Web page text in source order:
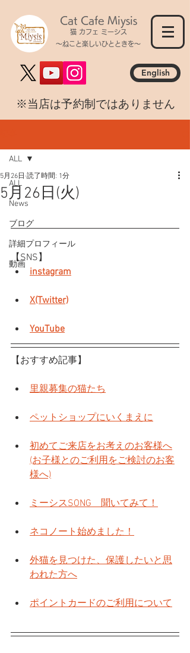
Cat Cafe Miysis
猫 カフェ ミーシス
～ねこと楽しいひとときを～
English
​※当店は予約制ではありません
ALL
News
ブログ
詳細プロフィール
動画
ALL
5月26日(火)
5月26日 読了時間: 1分
【SNS】
instagram
X(Twitter)
YouTube
【おすすめ記事】
里親募集の猫たち
ペットショップにいくまえに
初めてご来店をお考えのお客様へ
(お子様とのご利用をご検討のお客
様へ)
ミーシスSONG　聞いてみて！
ネコノート始めました！
外猫を見つけた、保護したいと思
われた方へ
ポイントカードのご利用について